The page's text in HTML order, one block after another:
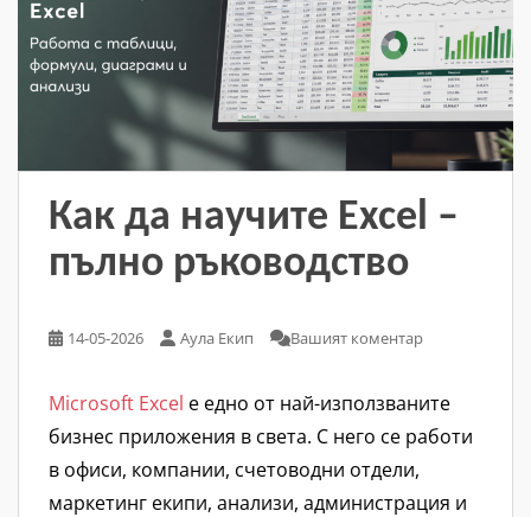
Как да научите Excel –
пълно ръководство
14-05-2026 Аула Екип Вашият коментар
Microsoft Excel е едно от най-използваните
бизнес приложения в света. С него се работи
в офиси, компании, счетоводни отдели,
маркетинг екипи, анализи, администрация и